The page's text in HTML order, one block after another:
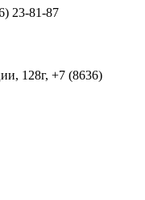
23-81-87
128г, +7 (8636)